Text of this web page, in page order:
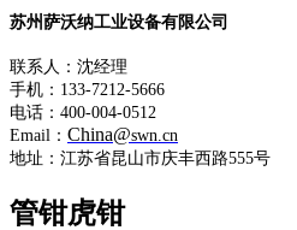
苏州萨沃纳工业设备有限公司
联系人：沈经理
手机：133-7212-5666
电话：400-004-0512
Email： China@swn.cn
地址：江苏省昆山市庆丰西路555号
管钳虎钳